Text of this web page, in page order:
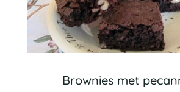
Brownies met